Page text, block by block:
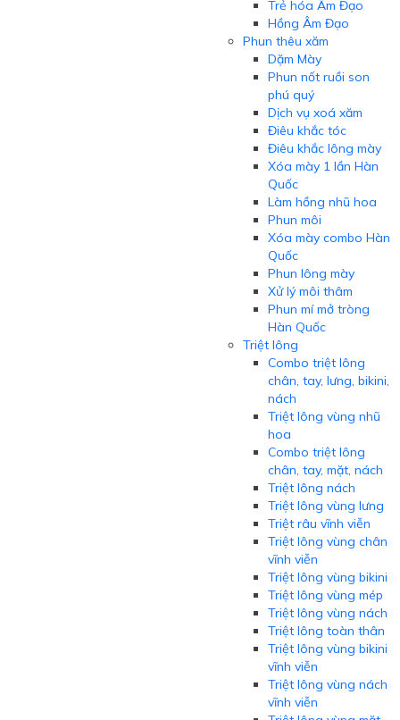
Trẻ hóa Âm Đạo
Hồng Âm Đạo
Phun thêu xăm
Dặm Mày
Phun nốt ruồi son
phú quý
Dịch vụ xoá xăm
Điêu khắc tóc
Điêu khắc lông mày
Xóa mày 1 lần Hàn
Quốc
Làm hồng nhũ hoa
Phun môi
Xóa mày combo Hàn
Quốc
Phun lông mày
Xử lý môi thâm
Phun mí mở tròng
Hàn Quốc
Triệt lông
Combo triệt lông
chân, tay, lưng, bikini,
nách
Triệt lông vùng nhũ
hoa
Combo triệt lông
chân, tay, mặt, nách
Triệt lông nách
Triệt lông vùng lưng
Triệt râu vĩnh viễn
Triệt lông vùng chân
vĩnh viễn
Triệt lông vùng bikini
Triệt lông vùng mép
Triệt lông vùng nách
Triệt lông toàn thân
Triệt lông vùng bikini
vĩnh viễn
Triệt lông vùng nách
vĩnh viễn